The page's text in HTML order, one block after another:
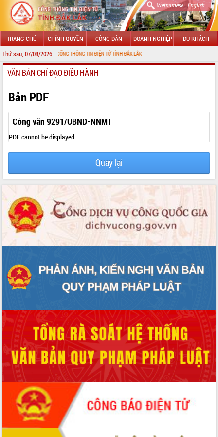
Vietnamese| English
TRANG CHỦ CHÍNH QUYỀN CÔNG DÂN DOANH NGHIỆP DU KHÁCH
Thứ sáu, 07/08/2026
MỪNG ĐẾN VỚI CỔNG THÔNG TIN ĐIỆN TỬ TỈNH ĐẮK LẮK
GIỚI THIỆU
LÃNH ĐẠO UBND TỈNH
TIN TỨC SỰ KIỆN
SỞ, BAN, NGÀNH
UBND CÁC XÃ, PHƯỜNG
THÔNG TIN CHỈ ĐẠO ĐIỀU HÀNH
VĂN BẢN HĐND TỈNH
ĐIỂM TIN VĂN BẢN
VĂN BẢN CHỈ ĐẠO ĐIỀU HÀNH
Bản PDF
Công văn 9291/UBND-NNMT
PDF cannot be displayed.
Quay lại